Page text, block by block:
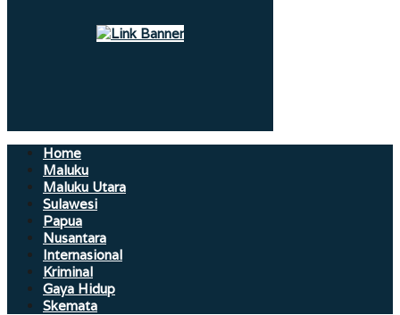
Home
Maluku
Maluku Utara
Sulawesi
Papua
Nusantara
Internasional
Kriminal
Gaya Hidup
Skemata